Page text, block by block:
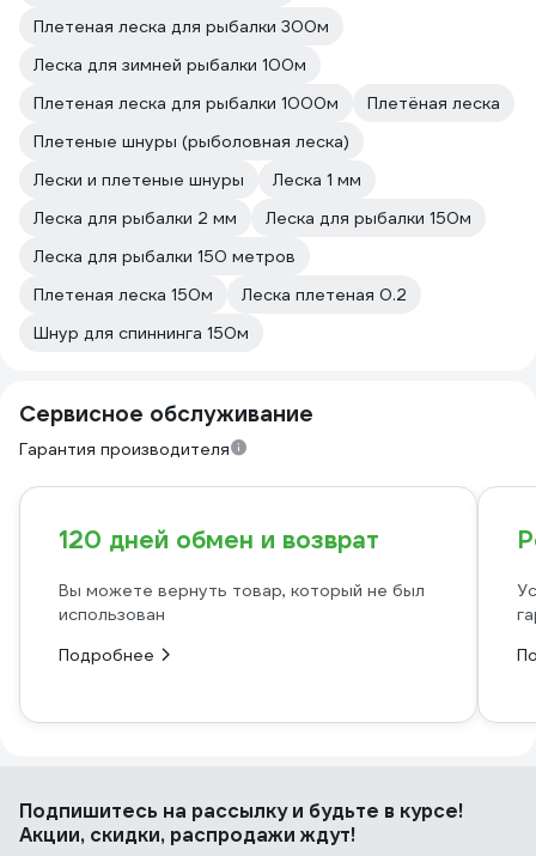
Плетeная леска для рыбалки 300м
Леска для зимней рыбалки 100м
Плетeная леска для рыбалки 1000м
Плетёная леска
Плетеные шнуры (рыболовная леска)
Лески и плетеные шнуры
Леска 1 мм
Леска для рыбалки 2 мм
Леска для рыбалки 150м
Леска для рыбалки 150 метров
Плетeная леска 150м
Леска плетеная 0.2
Шнур для спиннинга 150м
Сервисное обслуживание
Гарантия производителя
120 дней обмен и возврат
Вы можете вернуть товар, который не был
использован
Подробнее
Подпишитесь на рассылкуи будьте в курсе!
Акции, скидки, распродажи ждут!